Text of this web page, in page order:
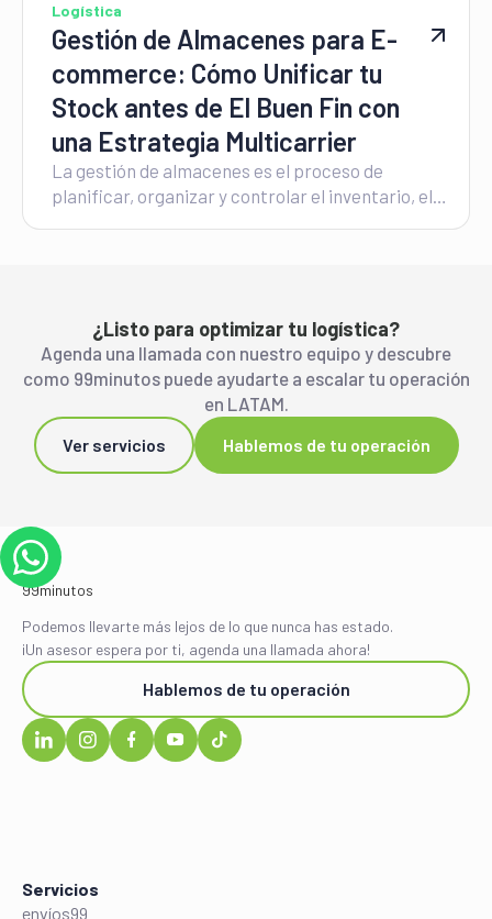
de capital que erosionará tus márgenes antes de
que termine la temporada.
Logística
Gestión de Almacenes para E-
commerce: Cómo Unificar tu
Stock antes de El Buen Fin con
una Estrategia Multicarrier
La gestión de almacenes es el proceso de
planificar, organizar y controlar el inventario, el
¿Listo para optimizar tu logística?
Agenda una llamada con nuestro equipo y descubre
como 99minutos puede ayudarte a escalar tu operación
en LATAM.
Ver servicios Hablemos de tu operación
Podemos llevarte más lejos de lo que nunca has estado.
¡Un asesor espera por ti, agenda una llamada ahora!
Hablemos de tu operación
Servicios
envíos99